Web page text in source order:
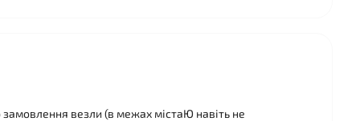
везли (в межах містаЮ навіть не